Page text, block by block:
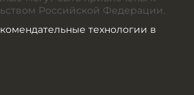
Российской Федерации.
технологии в